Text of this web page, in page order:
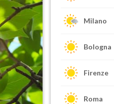
Milano
Bologna
Firenze
Roma